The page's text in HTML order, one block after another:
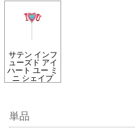
サテン インフ
ューズド アイ
ハート ユー ミ
ニ シェイプ
単品